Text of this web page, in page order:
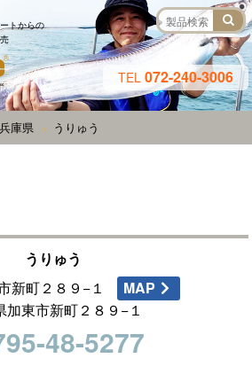
トからの
TEL072-240-3006
兵庫県 > うりゅう
うりゅう
新町２８９−１
MAP
加東市新町２８９−１
48-5277